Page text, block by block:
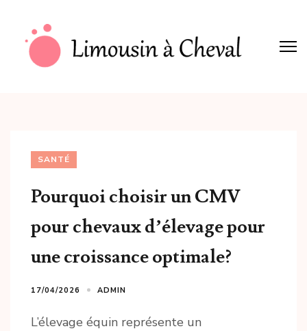
contenu
(Pressez
SANTÉ
Pourquoi choisir un CMV
pour chevaux d’élevage pour
une croissance optimale?
17/04/2026 ADMIN
L’élevage équin représente un